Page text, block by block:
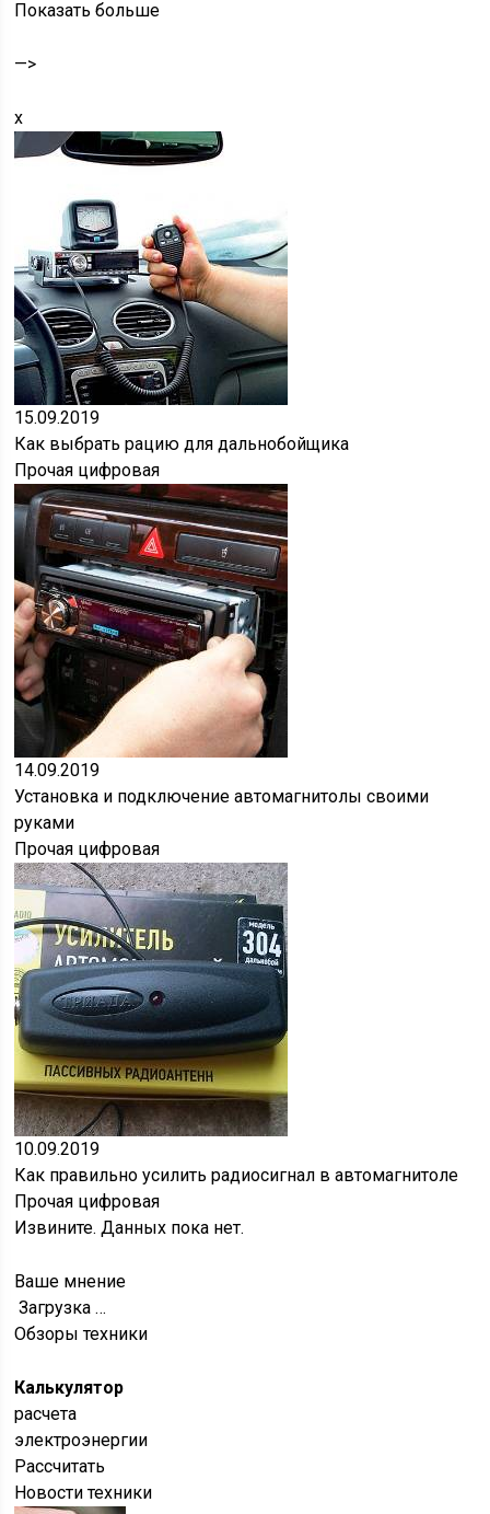
Показать больше
—>
x
15.09.2019
Как выбрать рацию для дальнобойщика
Прочая цифровая
14.09.2019
Установка и подключение автомагнитолы своими
руками
Прочая цифровая
10.09.2019
Как правильно усилить радиосигнал в автомагнитоле
Прочая цифровая
Извините. Данных пока нет.
Ваше мнение
Загрузка …
Обзоры техники
Калькулятор
расчета
электроэнергии
Рассчитать
Новости техники